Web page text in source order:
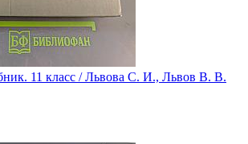
11 класс / Львова С. И., Львов В. В.